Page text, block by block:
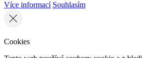
Více informací Souhlasím
Cookies